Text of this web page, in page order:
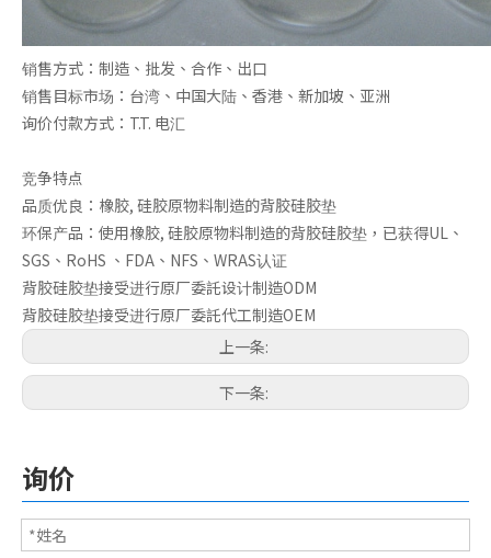
销售方式：制造、批发、合作、出口
销售目标市场：台湾、中国大陆、香港、新加坡、亚洲
询价付款方式：T.T. 电汇
竞争特点
品质优良：橡胶, 硅胶原物料制造的背胶硅胶垫
环保产品：使用橡胶, 硅胶原物料制造的背胶硅胶垫，已获得UL、
SGS、RoHS 、FDA、NFS、WRAS认证
背胶硅胶垫接受进行原厂委託设计制造ODM
背胶硅胶垫接受进行原厂委託代工制造OEM
上一条:
下一条:
询价